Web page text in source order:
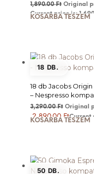
1,890.00Ft Original
Current price is:
KOSÁRBA TESZEM
18 DB.
18 db Jacobs
– Nespresso
3,290.00Ft Original
2,890.00 FtCurrent
KOSÁRBA TESZEM
50 DB.